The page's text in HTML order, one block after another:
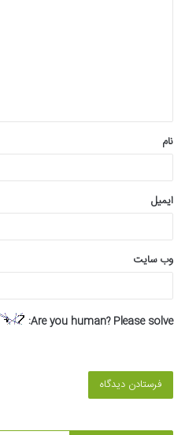
*
نام
ایمیل
وب‌ سایت
Are you human? Please solve: